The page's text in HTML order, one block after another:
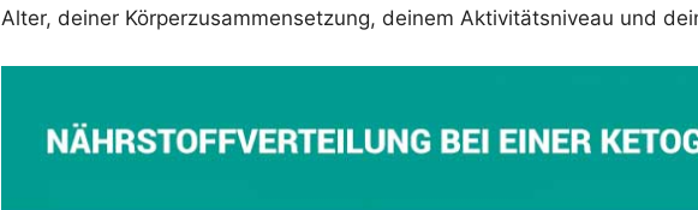
Alter, deiner Körperzusammensetzung, deinem Aktivitätsniveau und